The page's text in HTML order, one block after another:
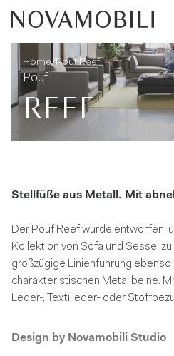
Pouf Reef
Home/Pouf Reef
Pouf
REEF
Stellfüße aus Metall. Mit
Der Pouf Reef wurde entworfen,
Kollektion von Sofa und Sessel
großzügige Linienführung ebenso
charakteristischen Metallbeine.
Leder-, Textilleder- oder
Design by Novamobili Studio